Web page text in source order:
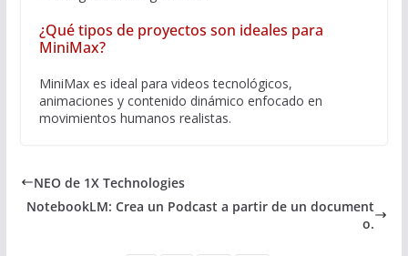
¿Qué tipos de proyectos son ideales para
MiniMax?
MiniMax es ideal para videos tecnológicos,
animaciones y contenido dinámico enfocado en
movimientos humanos realistas.
NEO de 1X Technologies
NotebookLM: Crea un Podcast a partir de un document
o.